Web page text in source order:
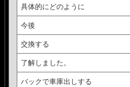
具体的にどのように
今後
交換する
了解しました。
バックで車庫出しする